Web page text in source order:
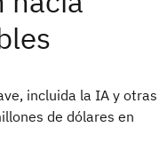
incluida la IA y otras
de dólares en